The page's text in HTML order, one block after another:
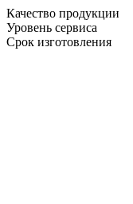
Качество продукции
Уровень сервиса
Срок изготовления